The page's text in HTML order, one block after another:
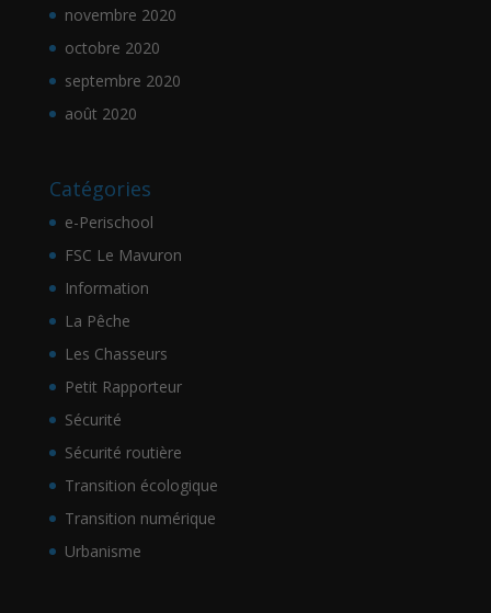
novembre 2020
octobre 2020
septembre 2020
août 2020
Catégories
e-Perischool
FSC Le Mavuron
Information
La Pêche
Les Chasseurs
Petit Rapporteur
Sécurité
Sécurité routière
Transition écologique
Transition numérique
Urbanisme